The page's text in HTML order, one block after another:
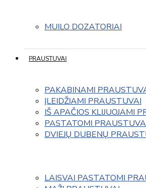
MUILO DOZATORIAI
PRAUSTUVAI
PAKABINAMI
ĮLEIDŽIAMI PRAUSTUVAI
IŠ APAČIOS KLIJUOJAMI
PASTATOMI
DVIEJŲ DUBENŲ
LAISVAI PASTATOMI